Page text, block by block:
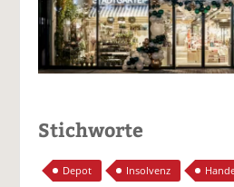
Stichworte
Depot Insolvenz